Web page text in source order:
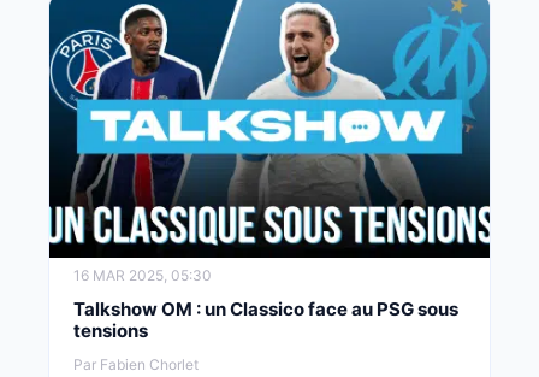
16 MAR 2025, 05:30
Talkshow OM : un Classico face au PSG sous
tensions
Par Fabien Chorlet